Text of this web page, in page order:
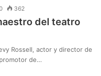
362
del teatro
Rossell, actor y director de
de…